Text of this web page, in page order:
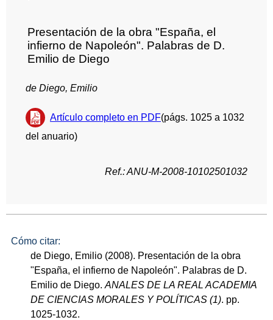
Presentación de la obra "España, el
infierno de Napoleón". Palabras de D.
Emilio de Diego
de Diego, Emilio
Artículo completo en PDF(págs. 1025 a 1032
del anuario)
Ref.: ANU-M-2008-10102501032
Cómo citar:
de Diego, Emilio (2008). Presentación de la obra
"España, el infierno de Napoleón". Palabras de D.
Emilio de Diego.ANALES DE LA REAL ACADEMIA
DE CIENCIAS MORALES Y POLÍTICAS (1). pp.
1025-1032.